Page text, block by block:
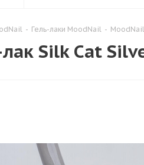
- Гель-лаки MoodNail -
Silk Cat